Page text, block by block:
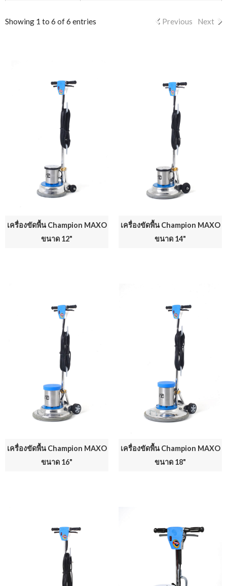
Showing 1 to 6 of 6 entries Previous Next
เครื่องขัดพื้น Champion MAXO
ขนาด 12"
เครื่องขัดพื้น Champion MAXO
ขนาด 14"
เครื่องขัดพื้น Champion MAXO
ขนาด 16"
เครื่องขัดพื้น Champion MAXO
ขนาด 18"